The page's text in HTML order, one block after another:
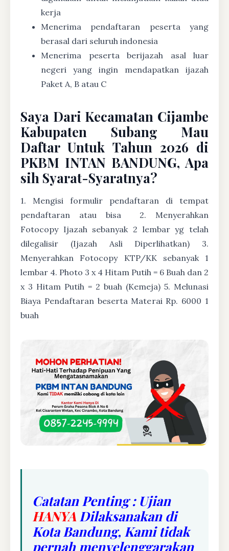
kerja
Menerima pendaftaran peserta yang
berasal dari seluruh indonesia
Menerima peserta berijazah asal luar
negeri yang ingin mendapatkan ijazah
Paket A, B atau C
Saya Dari Kecamatan Cijambe
Kabupaten Subang Mau
Daftar Untuk Tahun 2026 di
PKBM INTAN BANDUNG, Apa
sih Syarat-Syaratnya?
1. Mengisi formulir pendaftaran di tempat
pendaftaran atau bisa
2. Menyerahkan
Fotocopy Ijazah sebanyak 2 lembar yg telah
dilegalisir (Ijazah Asli Diperlihatkan) 3.
Menyerahkan Fotocopy KTP/KK sebanyak 1
lembar 4. Photo 3 x 4 Hitam Putih = 6 Buah dan 2
x 3 Hitam Putih = 2 buah (Kemeja) 5. Melunasi
Biaya Pendaftaran beserta Materai Rp. 6000 1
buah
Catatan Penting : Ujian
HANYA Dilaksanakan di
Kota Bandung, Kami tidak
pernah menyelenggarakan